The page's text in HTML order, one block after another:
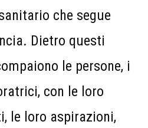
che segue
Dietro questi
le persone, i
con le loro
le loro aspirazioni,